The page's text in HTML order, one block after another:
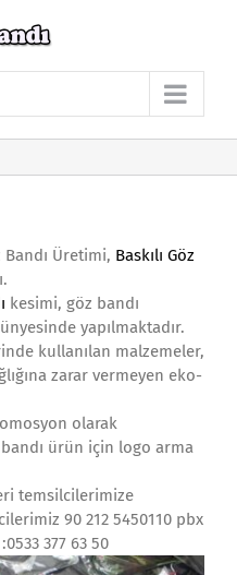
Bandı Üretimi, Baskılı Göz
kesimi, göz bandı
yapılmaktadır.
kullanılan malzemeler,
zarar vermeyen eko-
olarak
ürün için logo arma
temsilcilerimize
90 212 5450110 pbx
377 63 50